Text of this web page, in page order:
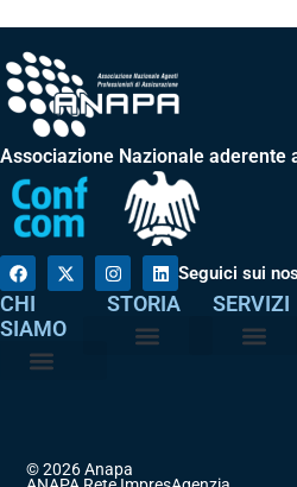
Associazione Nazionale aderente
Seguici sui
CHI
SIAMO
STORIA SERVIZI
© 2026 Anapa